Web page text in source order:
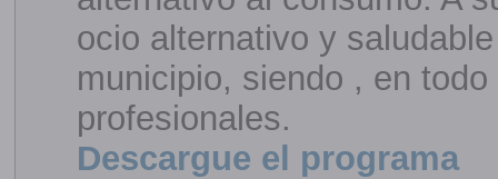
ocio alternativo y
municipio, siendo , en
profesionales.
Descargue el programa